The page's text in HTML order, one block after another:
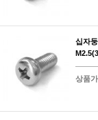
십자
상품